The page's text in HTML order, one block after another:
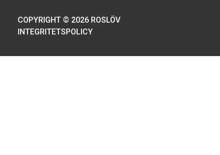
COPYRIGHT © 2026 ROSLÖV
INTEGRITETSPOLICY